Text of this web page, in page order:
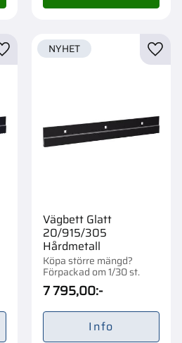
Lägg till i favoriter
Vägbett Glatt
20/915/305
Hårdmetall
Köpa större mängd?
Förpackad om 1/30 st.
7 795,00:-
NYHET
Info